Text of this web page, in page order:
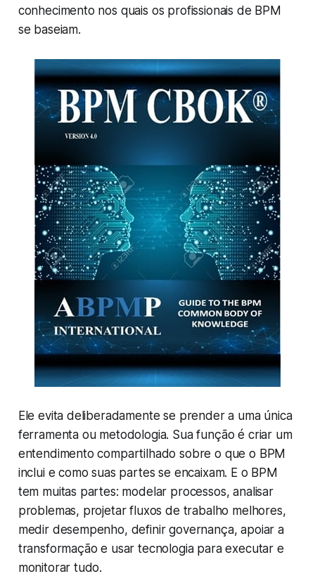
conhecimento nos quais os profissionais de BPM
se baseiam.
Ele evita deliberadamente se prender a uma única
ferramenta ou metodologia. Sua função é criar um
entendimento compartilhado sobre o que o BPM
inclui e como suas partes se encaixam. E o BPM
tem muitas partes: modelar processos, analisar
problemas, projetar fluxos de trabalho melhores,
medir desempenho, definir governança, apoiar a
transformação e usar tecnologia para executar e
monitorar tudo.